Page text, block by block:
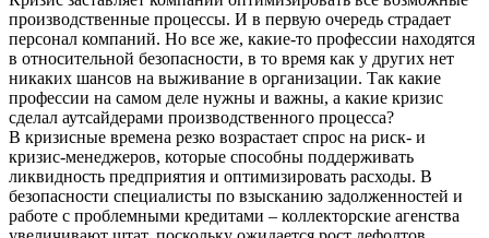
производственные процессы. И в первую очередь страдает
персонал компаний. Но все же, какие-то профессии находятся
в относительной безопасности, в то время как у других нет
никаких шансов на выживание в организации. Так какие
профессии на самом деле нужны и важны, а какие кризис
сделал аутсайдерами производственного процесса?
В кризисные времена резко возрастает спрос на риск- и
кризис-менеджеров, которые способны поддерживать
ликвидность предприятия и оптимизировать расходы. В
безопасности специалисты по взысканию задолженностей и
работе с проблемными кредитами – коллекторские агенства